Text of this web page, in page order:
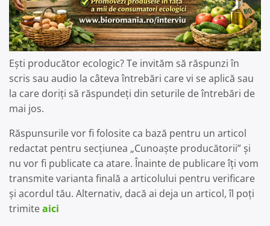
Ești producător ecologic? Te invităm să răspunzi în
scris sau audio la câteva întrebări care vi se aplică sau
la care doriți să răspundeți din seturile de întrebări de
mai jos.
Răspunsurile vor fi folosite ca bază pentru un articol
redactat pentru secțiunea „Cunoaște producătorii” și
nu vor fi publicate ca atare. Înainte de publicare îți vom
transmite varianta finală a articolului pentru verificare
și acordul tău. Alternativ, dacă ai deja un articol, îl poți
trimiteaici